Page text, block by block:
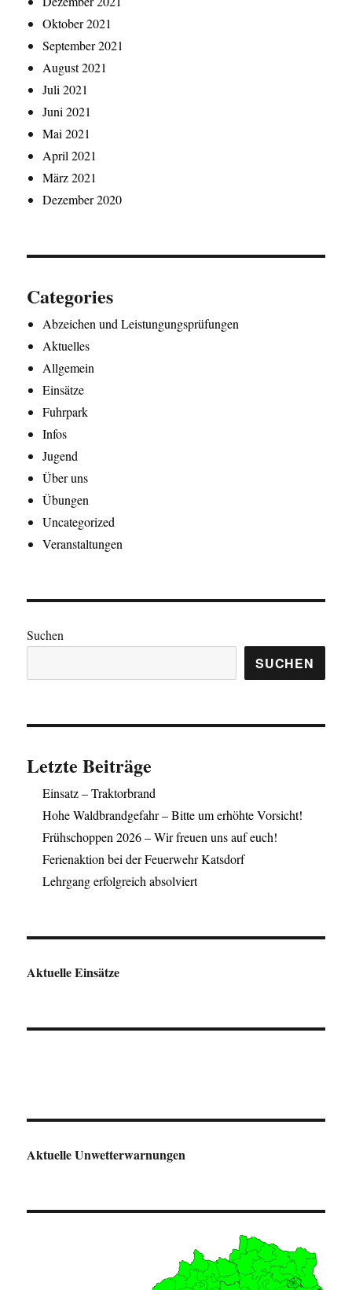
Oktober 2021
September 2021
August 2021
Juli 2021
Juni 2021
Mai 2021
April 2021
März 2021
Dezember 2020
Categories
Abzeichen und Leistungungsprüfungen
Aktuelles
Allgemein
Einsätze
Fuhrpark
Infos
Jugend
Über uns
Übungen
Uncategorized
Veranstaltungen
Suchen
SUCHEN
Letzte Beiträge
Einsatz – Traktorbrand
Hohe Waldbrandgefahr – Bitte um erhöhte Vorsicht!
Frühschoppen 2026 – Wir freuen uns auf euch!
Ferienaktion bei der Feuerwehr Katsdorf
Lehrgang erfolgreich absolviert
Aktuelle Einsätze
Aktuelle Unwetterwarnungen